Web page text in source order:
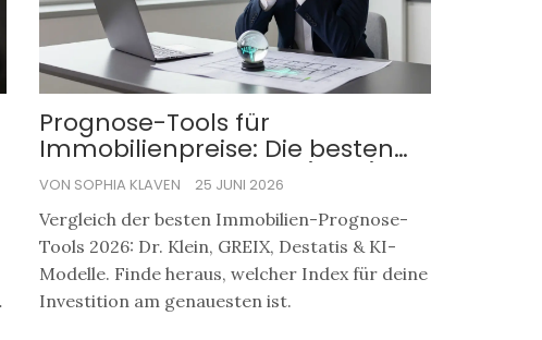
Prognose-Tools für
Immobilienpreise: Die besten
Modelle im Vergleich (2026)
VON SOPHIA KLAVEN 25 JUNI 2026
Vergleich der besten Immobilien-Prognose-
Tools 2026: Dr. Klein, GREIX, Destatis & KI-
Modelle. Finde heraus, welcher Index für deine
Investition am genauesten ist.